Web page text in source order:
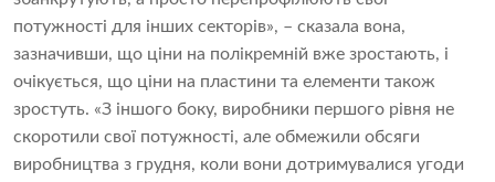
потужності для інших секторів», – сказала вона,
зазначивши, що ціни на полікремній вже зростають, і
очікується, що ціни на пластини та елементи також
зростуть. «З іншого боку, виробники першого рівня не
скоротили свої потужності, але обмежили обсяги
виробництва з грудня, коли вони дотримувалися угоди